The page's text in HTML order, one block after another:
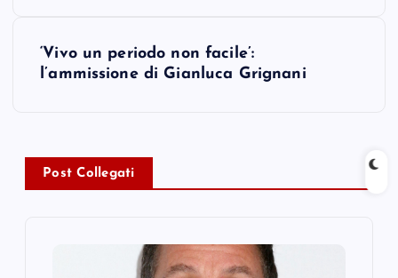
a
v
‘Vivo un periodo non facile’:
l’ammissione di Gianluca Grignani
Post Collegati